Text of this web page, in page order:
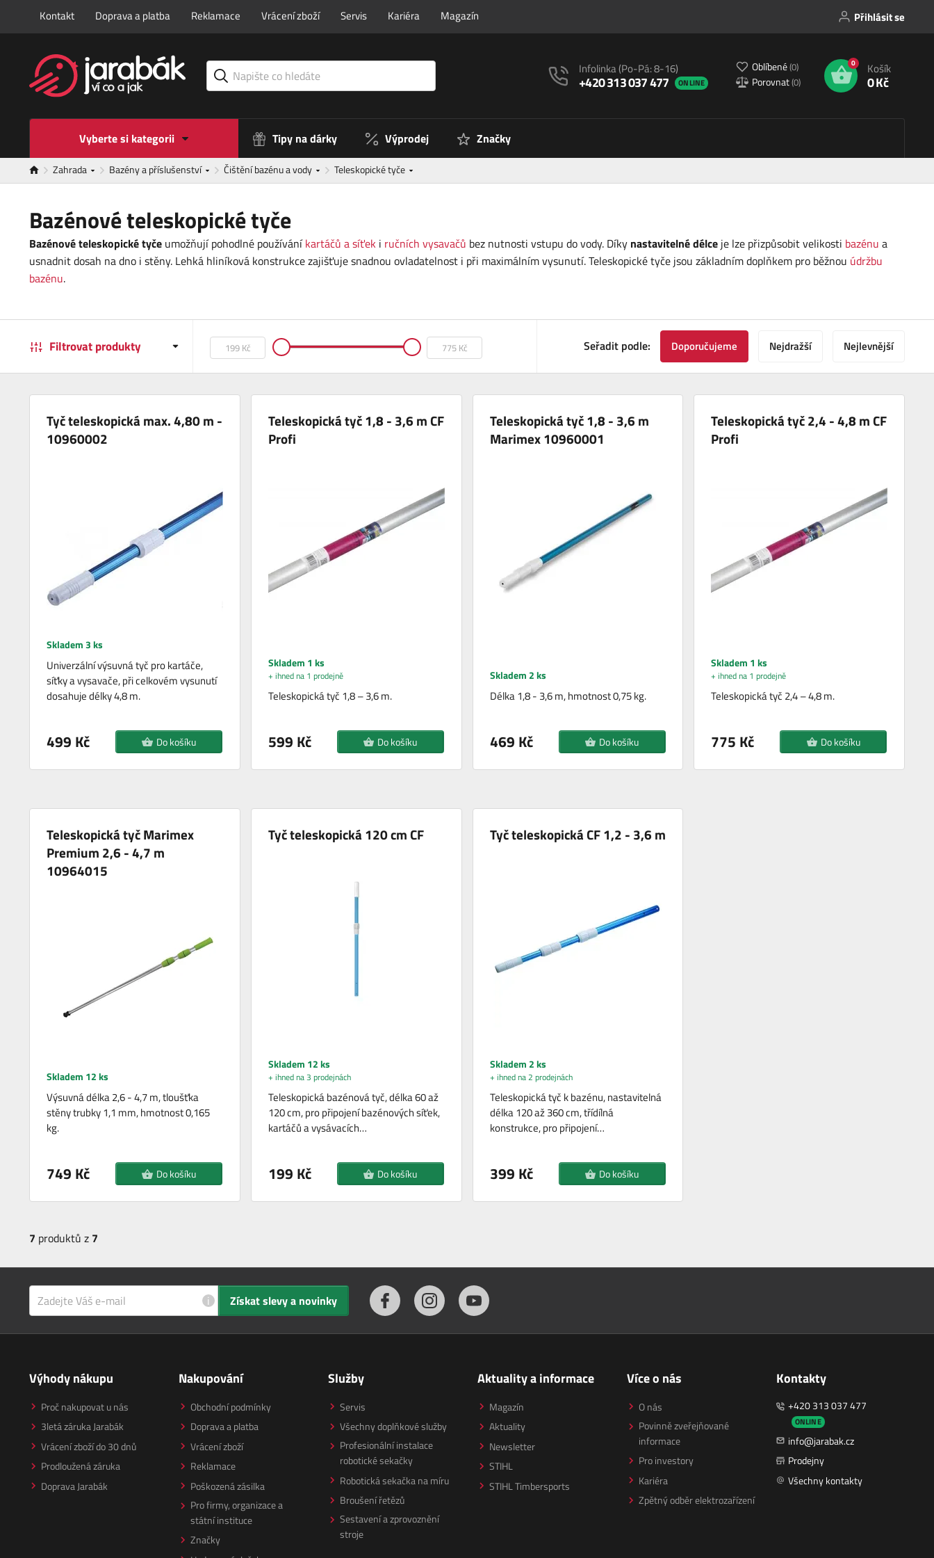
Kontakt Doprava a platba Reklamace Vrácení zboží Servis Kariéra Magazín Přihlásit se
Infolinka(Po-Pá: 8-16)
+420 313 037 477 ONLINE
Oblíbené(0)
Porovnat(0)
0 Košík
0 Kč
Vyberte si kategorii Tipy na dárky Výprodej Značky
Zahrada Bazény a příslušenství Čištění bazénu a vody Teleskopické tyče
Bazénové teleskopické tyče
Bazénové teleskopické tyče umožňují pohodlné používáníkartáčů a síťek i ručních vysavačů bez nutnosti vstupu do vody. Díky nastavitelné délce je lze přizpůsobit velikosti bazénu a
usnadnit dosah na dno i stěny. Lehká hliníková konstrukce zajišťuje snadnou ovladatelnost i při maximálním vysunutí. Teleskopické tyče jsou základním doplňkem pro běžnou údržbu
bazénu.
Filtrovat produkty Seřadit podle: Doporučujeme Nejdražší Nejlevnější
Tyč teleskopická max. 4,80 m -
10960002
Skladem 3 ks
Univerzální výsuvná tyč pro kartáče,
síťky a vysavače, při celkovém vysunutí
dosahuje délky 4,8 m.
499 Kč Do košíku
Teleskopická tyč 1,8 - 3,6 m CF
Profi
Skladem 1 ks
+ ihned na 1 prodejně
Teleskopická tyč 1,8 – 3,6 m.
599 Kč Do košíku
Teleskopická tyč 1,8 - 3,6 m
Marimex 10960001
Skladem 2 ks
Délka 1,8 - 3,6 m, hmotnost 0,75 kg.
469 Kč Do košíku
Teleskopická tyč 2,4 - 4,8 m CF
Profi
Skladem 1 ks
+ ihned na 1 prodejně
Teleskopická tyč 2,4 – 4,8 m.
775 Kč Do košíku
Teleskopická tyč Marimex
Premium 2,6 - 4,7 m
10964015
Skladem 12 ks
Výsuvná délka 2,6 - 4,7 m, tloušťka
stěny trubky 1,1 mm, hmotnost 0,165
kg.
749 Kč Do košíku
Tyč teleskopická 120 cm CF
Skladem 12 ks
+ ihned na 3 prodejnách
Teleskopická bazénová tyč, délka 60 až
120 cm, pro připojení bazénových síťek,
kartáčů a vysávacích…
199 Kč Do košíku
Tyč teleskopická CF 1,2 - 3,6 m
Skladem 2 ks
+ ihned na 2 prodejnách
Teleskopická tyč k bazénu, nastavitelná
délka 120 až 360 cm, třídílná
konstrukce, pro připojení…
399 Kč Do košíku
7 produktů z 7
i Získat slevy a novinky
Výhody nákupu
Proč nakupovat u nás
3letá záruka Jarabák
Vrácení zboží do 30 dnů
Prodloužená záruka
Doprava Jarabák
Nakupování
Obchodní podmínky
Doprava a platba
Vrácení zboží
Reklamace
Poškozená zásilka
Pro firmy, organizace a
státní instituce
Značky
Služby
Servis
Všechny doplňkové služby
Profesionální instalace
robotické sekačky
Robotická sekačka na míru
Broušení řetězů
Sestavení a zprovoznění
stroje
Aktuality a informace
Magazín
Aktuality
Newsletter
STIHL
STIHL Timbersports
Více o nás
O nás
Povinně zveřejňované
informace
Pro investory
Kariéra
Zpětný odběr elektrozařízení
Kontakty
+420 313 037 477
ONLINE
info@jarabak.cz
Prodejny
Všechny kontakty